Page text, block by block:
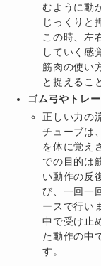
むように動
じっくりと
この時、左
していく感
筋肉の使い
と捉えるこ
ゴム弓やトレ
正しい力の
チューブは
を体に覚え
での目的は
い動作の反
び、一回一
ースで行い
中で受け止
た動作の中
す。